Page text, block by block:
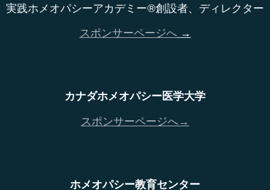
実践ホメオパシーアカデミー®創設者、ディレクター
スポンサーページへ→
カナダホメオパシー医学大学
スポンサーページへ→
ホメオパシー教育センター